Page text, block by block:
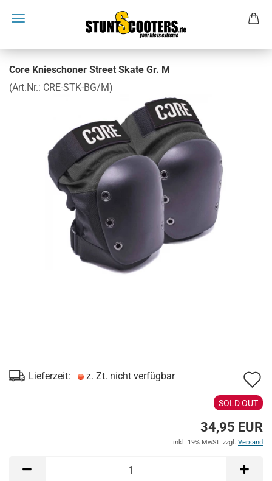
Core Knieschoner Street Skate Gr. M
(Art.Nr.: CRE-STK-BG/M)
Lieferzeit: z. Zt. nicht verfügbar
SOLD OUT
34,95 EUR
inkl. 19% MwSt. zzgl. Versand